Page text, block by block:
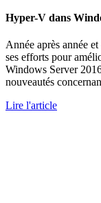
Hyper-V dans
Année après année
ses efforts pour
Windows Server
nouveautés
Lire l'article